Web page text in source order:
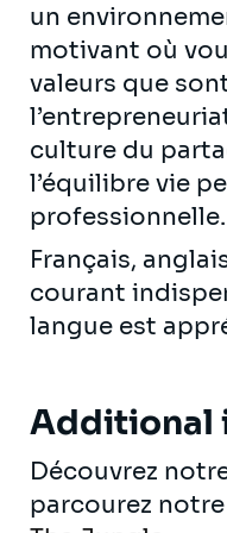
un
motivant où
valeurs que
culture du
l’équilibre vie
professionnelle.
Français,
courant
langue est
Additional
Découvrez
parcourez